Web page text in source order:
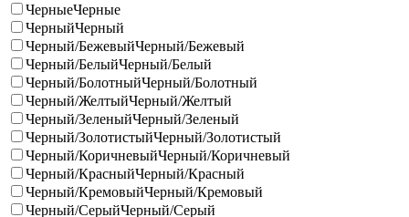
ЧерныеЧерные
ЧерныйЧерный
Черный/БежевыйЧерный/Бежевый
Черный/БелыйЧерный/Белый
Черный/БолотныйЧерный/Болотный
Черный/ЖелтыйЧерный/Желтый
Черный/ЗеленыйЧерный/Зеленый
Черный/ЗолотистыйЧерный/Золотистый
Черный/КоричневыйЧерный/Коричневый
Черный/КрасныйЧерный/Красный
Черный/КремовыйЧерный/Кремовый
Черный/СерыйЧерный/Серый